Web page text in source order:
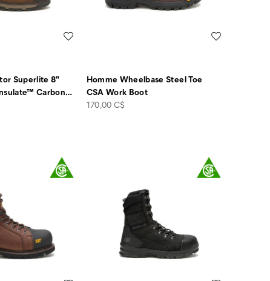
Superlite 8"
Carbon…
Homme Wheelbase Steel Toe
CSA Work Boot
price
170,00 C$